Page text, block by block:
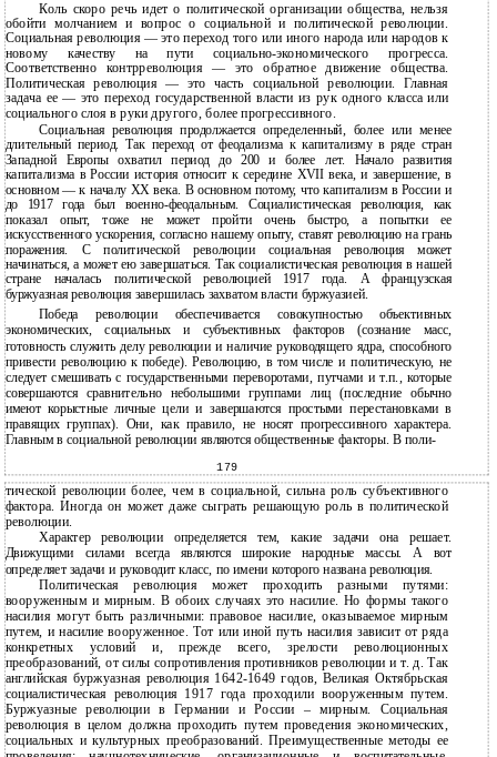
Коль скоро речь идет о политической организации общества, нельзя
обойти молчанием и вопрос о социальной и политической революции.
Социальная революция — это переход того или иного народа или народов к
новому качеству на пути социально-экономического прогресса.
Соответственно контрреволюция — это обратное движение общества.
Политическая революция — это часть социальной революции. Главная
задача ее — это переход государственной власти из рук одного класса или
социального слоя в руки другого, более прогрессивного.
Социальная революция продолжается определенный, более или менее
длительный период. Так переход от феодализма к капитализму в ряде стран
Западной Европы охватил период до 200 и более лет. Начало развития
капитализма в России история относит к середине XVII века, и завершение, в
основном — к началу XX века. В основном потому, что капитализм в России и
до 1917 года был военно-феодальным. Социалистическая революция, как
показал опыт, тоже не может пройти очень быстро, а попытки ее
искусственного ускорения, согласно нашему опыту, ставят революцию на грань
поражения. С политической революции социальная революция может
начинаться, а может ею завершаться. Так социалистическая революция в нашей
стране началась политической революцией 1917 года. А французская
буржуазная революция завершилась захватом власти буржуазией.
Победа революции обеспечивается совокупностью объективных
экономических, социальных и субъективных факторов (сознание масс,
готовность служить делу революции и наличие руководящего ядра, способного
привести революцию к победе). Революцию, в том числе и политическую, не
следует смешивать с государственными переворотами, путчами и т.п., которые
совершаются сравнительно небольшими группами лиц (последние обычно
имеют корыстные личные цели и завершаются простыми перестановками в
правящих группах). Они, как правило, не носят прогрессивного характера.
Главным в социальной революции являются общественные факторы. В поли-
179
тической революции более, чем в социальной, сильна роль субъективного
фактора. Иногда он может даже сыграть решающую роль в политической
революции.
Характер революции определяется тем, какие задачи она решает.
Движущими силами всегда являются широкие народные массы. А вот
определяет задачи и руководит класс, по имени которого названа революция.
Политическая революция может проходить разными путями:
вооруженным и мирным. В обоих случаях это насилие. Но формы такого
насилия могут быть различными: правовое насилие, оказываемое мирным
путем, и насилие вооруженное. Тот или иной путь насилия зависит от ряда
конкретных условий и, прежде всего, зрелости революционных
преобразований, от силы сопротивления противников революции и т. д. Так
английская буржуазная революция 1642-1649 годов, Великая Октябрьская
социалистическая революция 1917 года проходили вооруженным путем.
Буржуазные революции в Германии и России – мирным. Социальная
революция в целом должна проходить путем проведения экономических,
социальных и культурных преобразований. Преимущественные методы ее